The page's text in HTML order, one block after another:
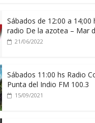
Sábados de 12:00 a 14;00
radio De la azotea – Mar
21/06/2022
Sábados 11:00 hs Radio
Punta del Indio FM 100.3
15/09/2021